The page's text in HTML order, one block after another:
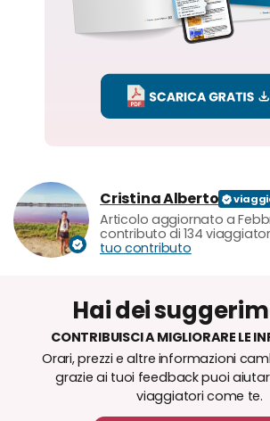
Cristina Alberto
Articolo aggiornato a
contributo di 134
tuo contributo
Hai dei
CONTRIBUISCI A MIGLIORARE LE
Orari, prezzi e altre informazioni
grazie ai tuoi feedback puoi
viaggiatori come te.